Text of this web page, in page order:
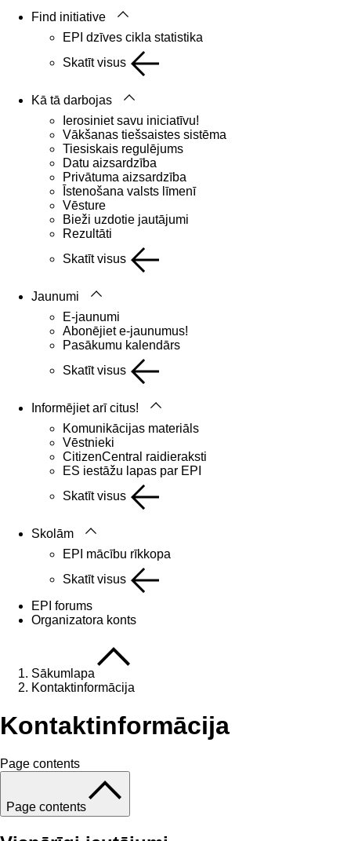
Find initiative
EPI dzīves cikla statistika
Skatīt visus
Kā tā darbojas
Ierosiniet savu iniciatīvu!
Vākšanas tiešsaistes sistēma
Tiesiskais regulējums
Datu aizsardzība
Privātuma aizsardzība
Īstenošana valsts līmenī
Vēsture
Bieži uzdotie jautājumi
Rezultāti
Skatīt visus
Jaunumi
E-jaunumi
Abonējiet e-jaunumus!
Pasākumu kalendārs
Skatīt visus
Informējiet arī citus!
Komunikācijas materiāls
Vēstnieki
CitizenCentral raidieraksti
ES iestāžu lapas par EPI
Skatīt visus
Skolām
EPI mācību rīkkopa
Skatīt visus
EPI forums
Organizatora konts
Sākumlapa
Kontaktinformācija
Kontaktinformācija
Page contents
Page contents